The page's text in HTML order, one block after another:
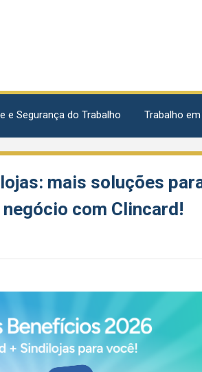
e Segurança do Trabalho Trabalho
mais soluções
com Clincard!